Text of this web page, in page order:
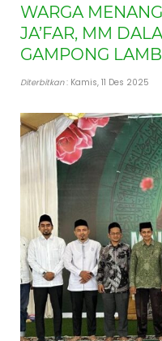
WARGA
JA’FAR, MM
GAMPONG
Diterbitkan: Kamis, 11 Des 2025